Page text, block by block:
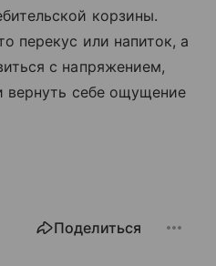
корзины.
перекус или напиток, а
с напряжением,
вернуть себе ощущение
Поделиться